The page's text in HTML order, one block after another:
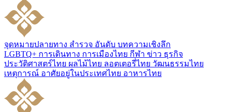
จุดหมายปลายทาง สำรวจ อันดับ บทความเชิงลึก
LGBTQ+ การเดินทาง การเมืองไทย กีฬา ข่าว ธุรกิจ
ประวัติศาสตร์ไทย ผลไม้ไทย ลอตเตอรี่ไทย วัฒนธรรมไทย
เหตุการณ์ อาศัยอยู่ในประเทศไทย อาหารไทย